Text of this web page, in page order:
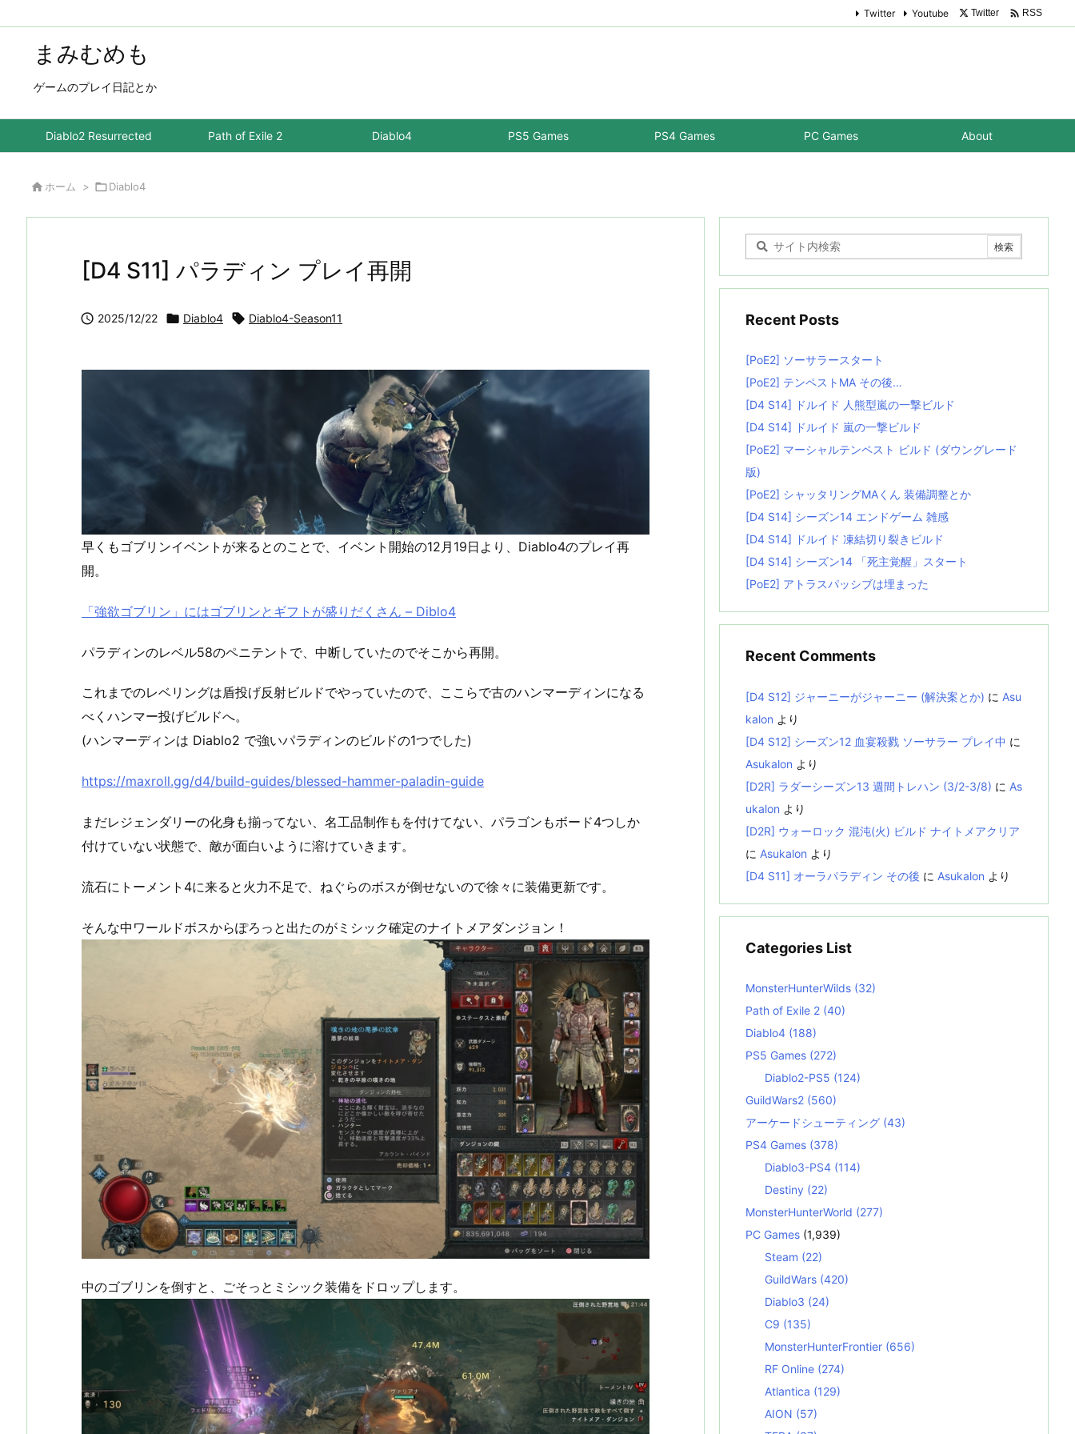
まみむめも
ゲームのプレイ日記とか
Diablo2 Resurrected Path of Exile 2 Diablo4 PS5 Games PS4 Games PC Games About
Twitter Youtube Twitter  RSS
 ホーム > Diablo4
[D4 S11] パラディン プレイ再開
 2025/12/22  Diablo4  Diablo4-Season11
早くもゴブリンイベントが来るとのことで、イベント開始の12月19日より、Diablo4のプレイ再
開。
「強欲ゴブリン」にはゴブリンとギフトが盛りだくさん – Diblo4
パラディンのレベル58のペニテントで、中断していたのでそこから再開。
これまでのレベリングは盾投げ反射ビルドでやっていたので、ここらで古のハンマーディンになる
べくハンマー投げビルドへ。
(ハンマーディンは Diablo2 で強いパラディンのビルドの1つでした)
https://maxroll.gg/d4/build-guides/blessed-hammer-paladin-guide
まだレジェンダリーの化身も揃ってない、名工品制作もを付けてない、パラゴンもボード4つしか
付けていない状態で、敵が面白いように溶けていきます。
流石にトーメント4に来ると火力不足で、ねぐらのボスが倒せないので徐々に装備更新です。
そんな中ワールドボスからぽろっと出たのがミシック確定のナイトメアダンジョン！
中のゴブリンを倒すと、ごそっとミシック装備をドロップします。
Recent Posts
[PoE2] ソーサラースタート
[PoE2] テンペストMA その後…
[D4 S14] ドルイド 人熊型嵐の一撃ビルド
[D4 S14] ドルイド 嵐の一撃ビルド
[PoE2] マーシャルテンペスト ビルド (ダウングレード
版)
[PoE2] シャッタリングMAくん 装備調整とか
[D4 S14] シーズン14 エンドゲーム 雑感
[D4 S14] ドルイド 凍結切り裂きビルド
[D4 S14] シーズン14 「死主覚醒」スタート
[PoE2] アトラスパッシブは埋まった
Recent Comments
[D4 S12] ジャーニーがジャーニー (解決案とか) に Asu
kalon より
[D4 S12] シーズン12 血宴殺戮 ソーサラー プレイ中 に
Asukalon より
[D2R] ラダーシーズン13 週間トレハン (3/2-3/8) に As
ukalon より
[D2R] ウォーロック 混沌(火) ビルド ナイトメアクリア
に Asukalon より
[D4 S11] オーラパラディン その後 に Asukalon より
Categories List
MonsterHunterWilds (32)
Path of Exile 2 (40)
Diablo4 (188)
PS5 Games (272)
Diablo2-PS5 (124)
GuildWars2 (560)
アーケードシューティング (43)
PS4 Games (378)
Diablo3-PS4 (114)
Destiny (22)
MonsterHunterWorld (277)
PC Games (1,939)
Steam (22)
GuildWars (420)
Diablo3 (24)
C9 (135)
MonsterHunterFrontier (656)
RF Online (274)
Atlantica (129)
AION (57)